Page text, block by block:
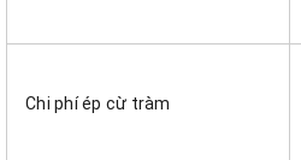
Chi phí ép cừ tràm